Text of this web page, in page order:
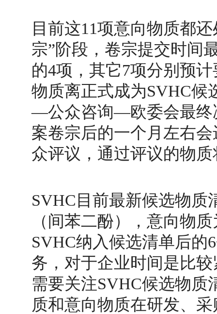
目前这11项意向物质都
宗”阶段，卷宗提交时间
的4项，其它7项分别预
物质离正式成为SVHC候
—公众咨询—欧委会最终
案卷宗后的一个月左右
众评议，通过评议的物
SVHC目前最新候选物质
（间苯二酚），意向物
SVHC纳入候选清单后的
务，对于企业时间是比
需要关注SVHC候选物质
质和意向物质在研发、